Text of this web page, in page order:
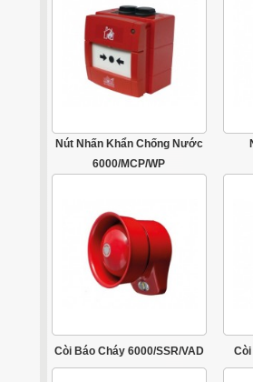
Nút Nhấn Khẩn Chống Nước
6000/MCP/WP
Còi Báo Cháy 6000/SSR/VAD